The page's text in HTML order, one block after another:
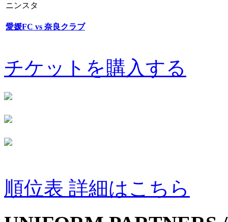
ニンスタ
愛媛FC vs 奈良クラブ
チケットを購入する
順位表 詳細はこちら